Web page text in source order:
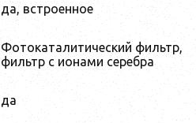
да, встроенное
Фотокаталитический фильтр,
фильтр с ионами серебра
да